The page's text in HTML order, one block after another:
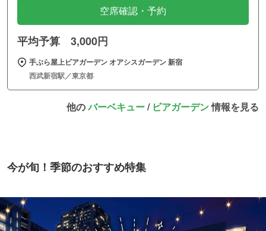
空席確認・予約
平均予算 3,000円
手ぶら屋上ビアガーデン オアシスガーデン 新宿
西武新宿駅／東京都
他のバーベキュー/ ビアガーデン情報を見る
今が旬！季節のおすすめ特集